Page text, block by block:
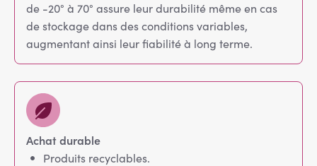
de -20° à 70° assure leur durabilité même en cas
de stockage dans des conditions variables,
augmentant ainsi leur fiabilité à long terme.
Achat durable
Produits recyclables.